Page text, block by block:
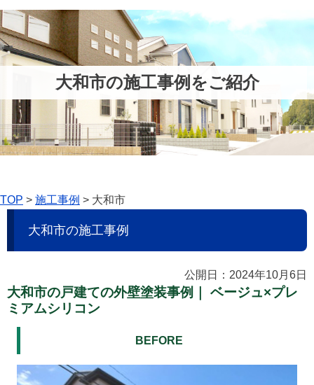
大和市の施工事例をご紹介
TOP > 施工事例 > 大和市
大和市の施工事例
公開日：2024年10月6日
大和市の戸建ての外壁塗装事例｜ ベージュ×プレ
ミアムシリコン
BEFORE